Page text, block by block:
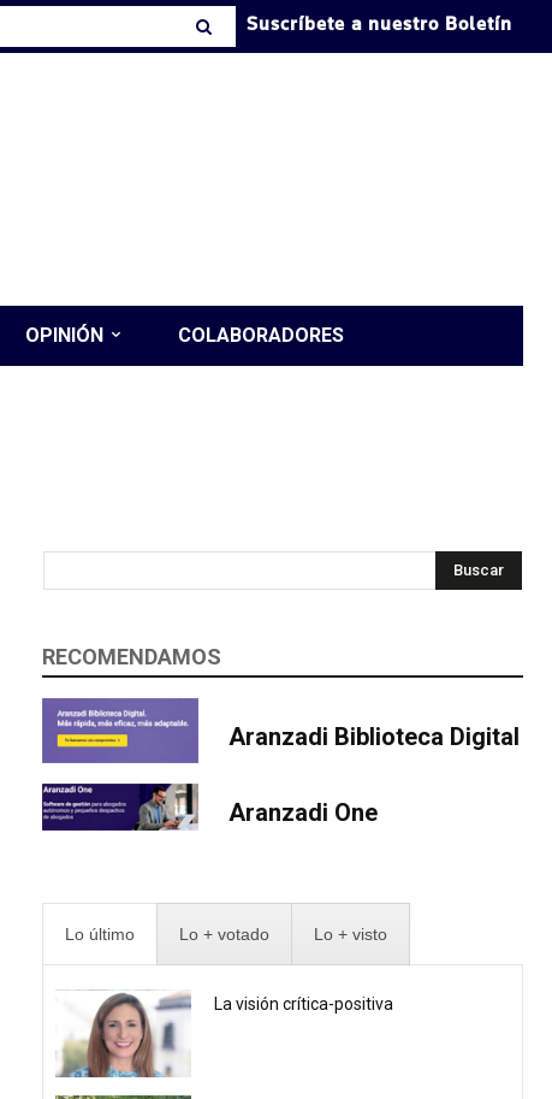
Suscríbete a nuestro Boletín
OPINIÓN COLABORADORES
Buscar
RECOMENDAMOS
Aranzadi Biblioteca Digital
Aranzadi One
Lo último Lo + votado Lo + visto
La visión crítica-positiva